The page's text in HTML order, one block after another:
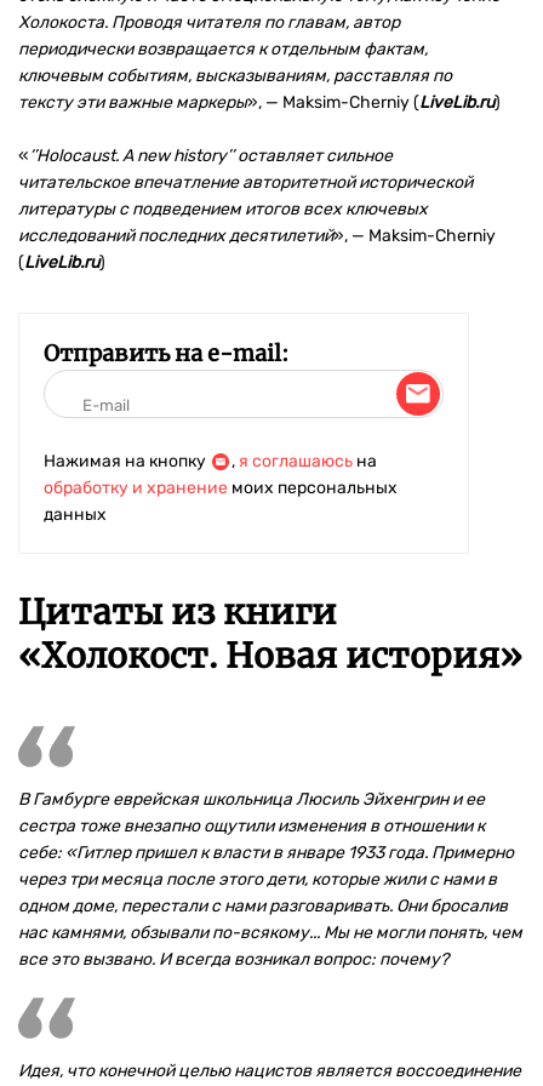
Холокоста. Проводя читателя по главам, автор
периодически возвращается к отдельным фактам,
ключевым событиям, высказываниям, расставляя по
тексту эти важные маркеры», — Maksim-Cherniy (LiveLib.ru)
«‘’Holocaust. A new history’’ оставляет сильное
читательское впечатление авторитетной исторической
литературы с подведением итогов всех ключевых
исследований последних десятилетий», — Maksim-Cherniy
(LiveLib.ru)
Отправить на e-mail:
Нажимая на кнопку , я соглашаюсь на
обработку и хранение моих персональных
данных
Цитаты из книги
«Холокост. Новая история»
В Гамбурге еврейская школьница Люсиль Эйхенгрин и ее
сестра тоже внезапно ощутили изменения в отношении к
себе: «Гитлер пришел к власти в январе 1933 года. Примерно
через три месяца после этого дети, которые жили с нами в
одном доме, перестали с нами разговаривать. Они бросалив
нас камнями, обзывали по-всякому... Мы не могли понять, чем
все это вызвано. И всегда возникал вопрос: почему?
Идея, что конечной целью нацистов является воссоединение